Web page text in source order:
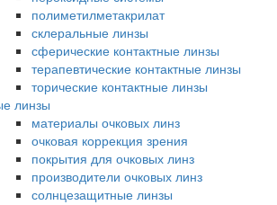
полиметилметакрилат
склеральные линзы
сферические контактные линзы
терапевтические контактные линзы
торические контактные линзы
линзы
материалы очковых линз
очковая коррекция зрения
покрытия для очковых линз
производители очковых линз
солнцезащитные линзы